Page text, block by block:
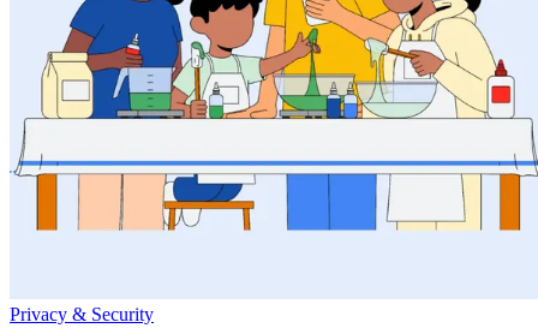
Privacy & Security